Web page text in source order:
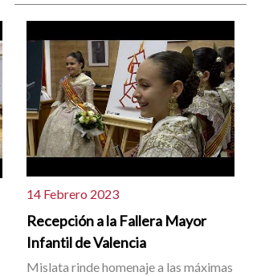
14 Febrero 2023
Recepción a la Fallera Mayor
Infantil de Valencia
Mislata rinde homenaje a las máximas